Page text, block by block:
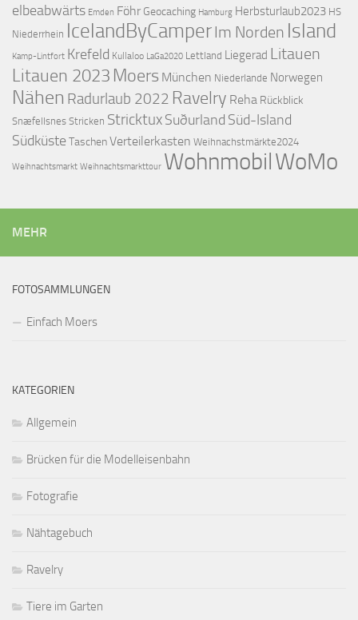
elbeabwärts Emden Föhr Geocaching Hamburg Herbsturlaub2023 HS
Niederrhein IcelandByCamperIm Norden Island
Kamp-Lintfort Krefeld Kullaloo LaGa2020 Lettland Liegerad Litauen
Litauen 2023 Moers München Niederlande Norwegen
Nähen Radurlaub 2022 Ravelry Reha Rückblick
Snæfellsnes Stricken StricktuxSuðurland Süd-Island
Südküste TaschenVerteilerkasten Weihnachstmärkte2024
Weihnachtsmarkt Weihnachtsmarkttour WohnmobilWoMo
MEHR
FOTOSAMMLUNGEN
Einfach Moers
KATEGORIEN
Allgemein
Brücken für die Modelleisenbahn
Fotografie
Nähtagebuch
Ravelry
Tiere im Garten